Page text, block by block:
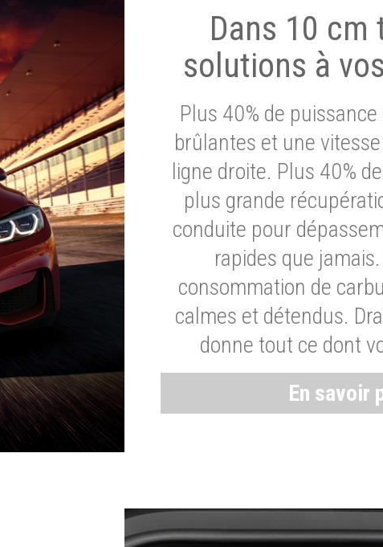
Dans 10 cm
solutions à
Plus 40% de
brûlantes et une
ligne droite. Plus 40%
plus grande
conduite pour
rapides que
consommation de
calmes et détendus.
donne tout ce dont
En savoir